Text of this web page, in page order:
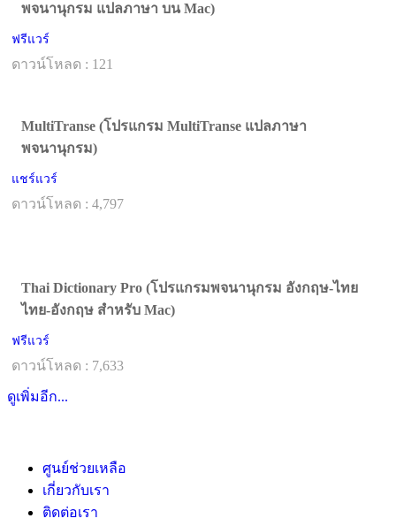
พจนานุกรม แปลภาษา บน Mac)
ฟรีแวร์
ดาวน์โหลด : 121
MultiTranse (โปรแกรม MultiTranse แปลภาษา
พจนานุกรม)
แชร์แวร์
ดาวน์โหลด : 4,797
Thai Dictionary Pro (โปรแกรมพจนานุกรม อังกฤษ-ไทย
ไทย-อังกฤษ สำหรับ Mac)
ฟรีแวร์
ดาวน์โหลด : 7,633
ดูเพิ่มอีก...
ศูนย์ช่วยเหลือ
เกี่ยวกับเรา
ติดต่อเรา